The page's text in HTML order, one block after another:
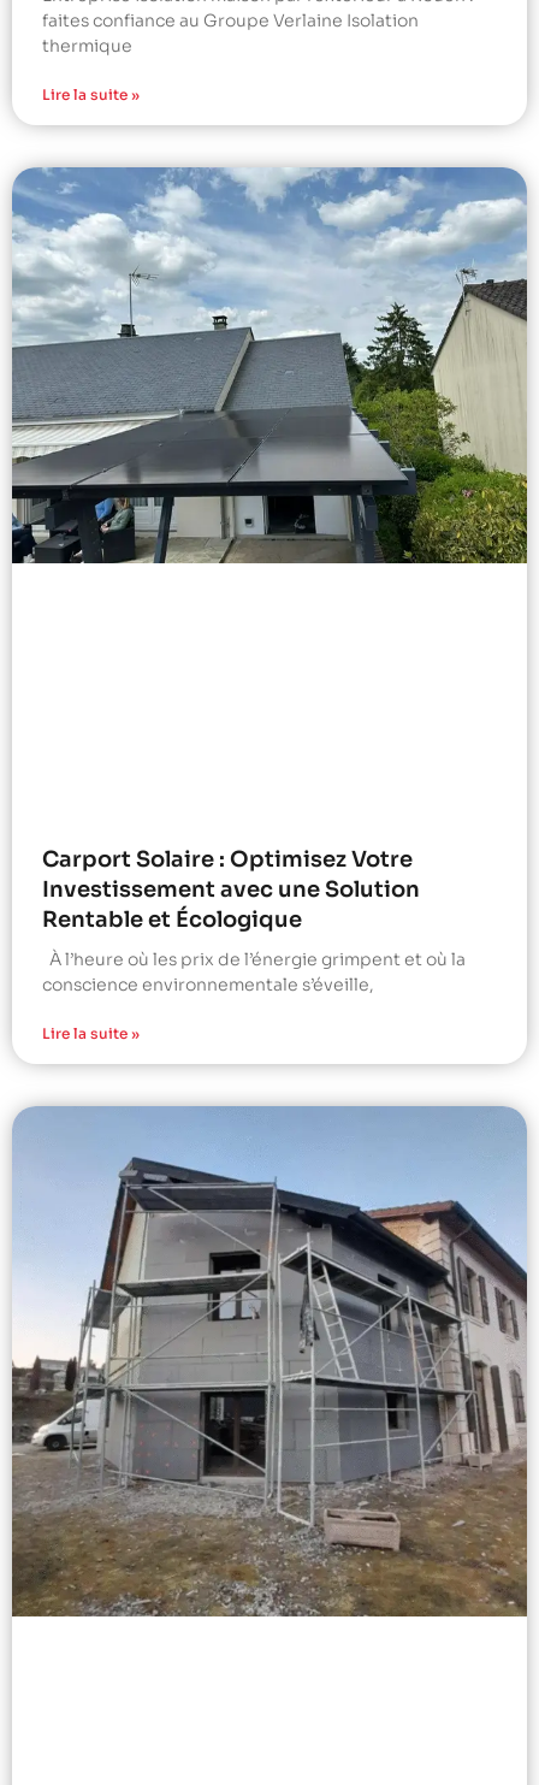
faites confiance au Groupe Verlaine Isolation
thermique
Lire la suite »
Carport Solaire : Optimisez Votre
Investissement avec une Solution
Rentable et Écologique
À l’heure où les prix de l’énergie grimpent et où la
conscience environnementale s’éveille,
Lire la suite »